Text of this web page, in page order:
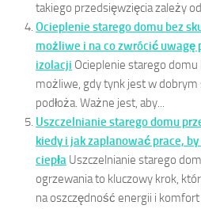
takiego przedsięwzięcia zależy
Ocieplenie starego domu bez
możliwe i na co zwrócić uwagę
izolacji Ocieplenie starego
możliwe, gdy tynk jest w dobrym
podłoża. Ważne jest, aby...
Uszczelnianie starego domu
kiedy i jak zaplanować prace,
ciepła Uszczelnianie starego
ogrzewania to kluczowy krok,
na oszczędność energii i